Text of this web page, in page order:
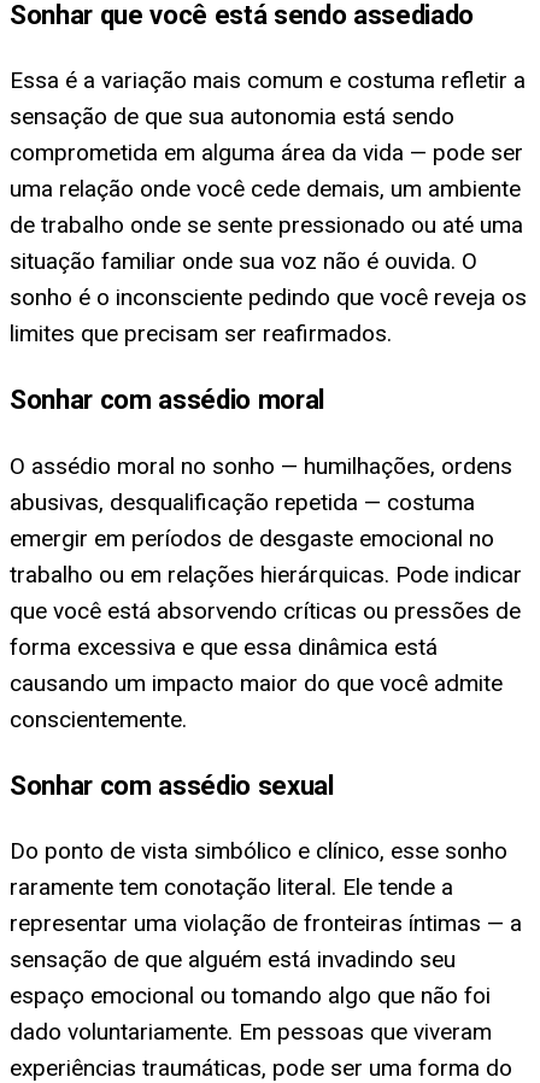
Sonhar que você está sendo assediado
Essa é a variação mais comum e costuma refletir a
sensação de que sua autonomia está sendo
comprometida em alguma área da vida — pode ser
uma relação onde você cede demais, um ambiente
de trabalho onde se sente pressionado ou até uma
situação familiar onde sua voz não é ouvida. O
sonho é o inconsciente pedindo que você reveja os
limites que precisam ser reafirmados.
Sonhar com assédio moral
O assédio moral no sonho — humilhações, ordens
abusivas, desqualificação repetida — costuma
emergir em períodos de desgaste emocional no
trabalho ou em relações hierárquicas. Pode indicar
que você está absorvendo críticas ou pressões de
forma excessiva e que essa dinâmica está
causando um impacto maior do que você admite
conscientemente.
Sonhar com assédio sexual
Do ponto de vista simbólico e clínico, esse sonho
raramente tem conotação literal. Ele tende a
representar uma violação de fronteiras íntimas — a
sensação de que alguém está invadindo seu
espaço emocional ou tomando algo que não foi
dado voluntariamente. Em pessoas que viveram
experiências traumáticas, pode ser uma forma do